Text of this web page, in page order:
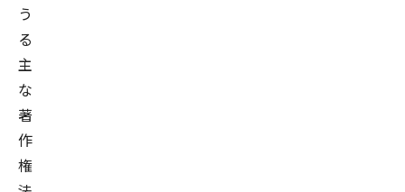
う
る
主
な
著
作
権